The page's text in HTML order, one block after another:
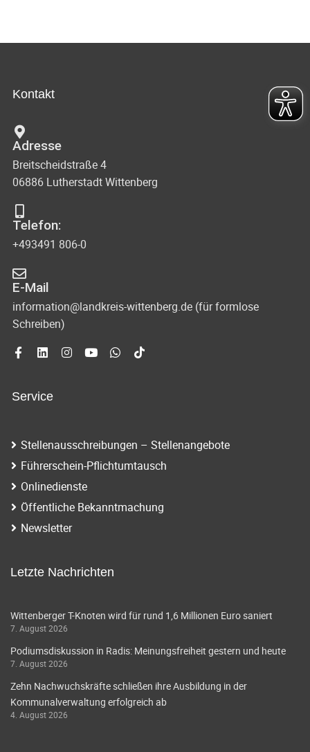
Kontakt
Adresse
Breitscheidstraße 4
06886 Lutherstadt Wittenberg
Telefon:
+493491 806-0
E-Mail
information@landkreis-wittenberg.de (für formlose
Schreiben)
Service
Stellenausschreibungen – Stellenangebote
Führerschein-Pflichtumtausch
Onlinedienste
Öffentliche Bekanntmachung
Newsletter
Letzte Nachrichten
Wittenberger T-Knoten wird für rund 1,6 Millionen Euro saniert
7. August 2026
Podiumsdiskussion in Radis: Meinungsfreiheit gestern und heute
7. August 2026
Zehn Nachwuchskräfte schließen ihre Ausbildung in der
Kommunalverwaltung erfolgreich ab
4. August 2026